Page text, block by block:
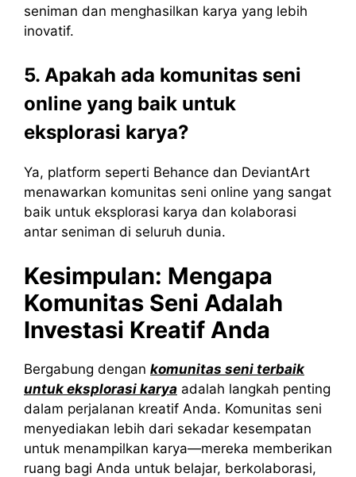
seniman dan menghasilkan karya yang lebih
inovatif.
5. Apakah ada komunitas seni
online yang baik untuk
eksplorasi karya?
Ya, platform seperti Behance dan DeviantArt
menawarkan komunitas seni online yang sangat
baik untuk eksplorasi karya dan kolaborasi
antar seniman di seluruh dunia.
Kesimpulan: Mengapa
Komunitas Seni Adalah
Investasi Kreatif Anda
Bergabung dengan komunitas seni terbaik
untuk eksplorasi karya adalah langkah penting
dalam perjalanan kreatif Anda. Komunitas seni
menyediakan lebih dari sekadar kesempatan
untuk menampilkan karya—mereka memberikan
ruang bagi Anda untuk belajar, berkolaborasi,